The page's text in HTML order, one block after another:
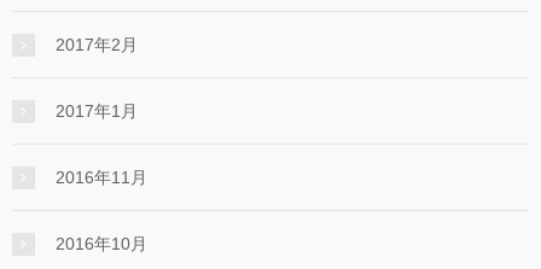
2017年2月
2017年1月
2016年11月
2016年10月